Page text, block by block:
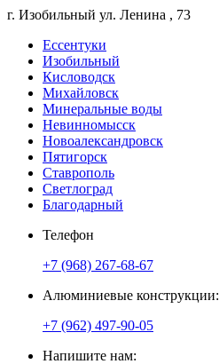
г. Изобильный ул. Ленина , 73
Ессентуки
Изобильный
Кисловодск
Михайловск
Минеральные воды
Невинномысск
Новоалександровск
Пятигорск
Ставрополь
Светлоград
Благодарный
Телефон
+7 (968) 267-68-67
Алюминиевые конструкции:
+7 (962) 497-90-05
Напишите нам: